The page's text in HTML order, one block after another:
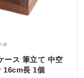
ース 筆立て 中空
16cm長 1個